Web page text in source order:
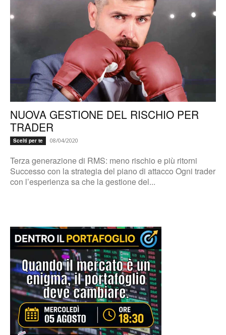
NUOVA GESTIONE DEL RISCHIO PER
TRADER
Scelti per te 08/04/2020
Terza generazione di RMS: meno rischio e più ritorni
Successo con la strategia del piano di attacco Ogni trader
con l’esperienza sa che la gestione del...